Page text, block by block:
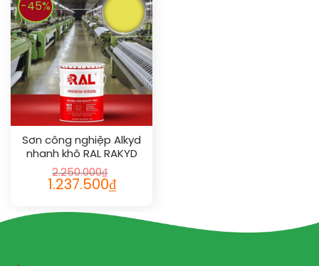
-45%
Sơn công nghiệp Alkyd
nhanh khô RAL RAKYD
QD 1016
2.250.000₫
1.237.500₫